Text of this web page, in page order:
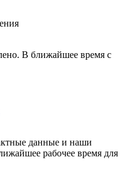
В ближайшее время с
данные и наши
рабочее время для